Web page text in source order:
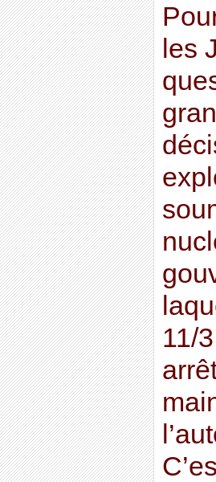
les
11/